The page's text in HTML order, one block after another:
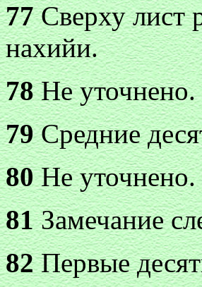
77Сверху лист
нахийи.
78Не уточнено.
79Средние
80Не уточнено.
81Замечание
82Первые